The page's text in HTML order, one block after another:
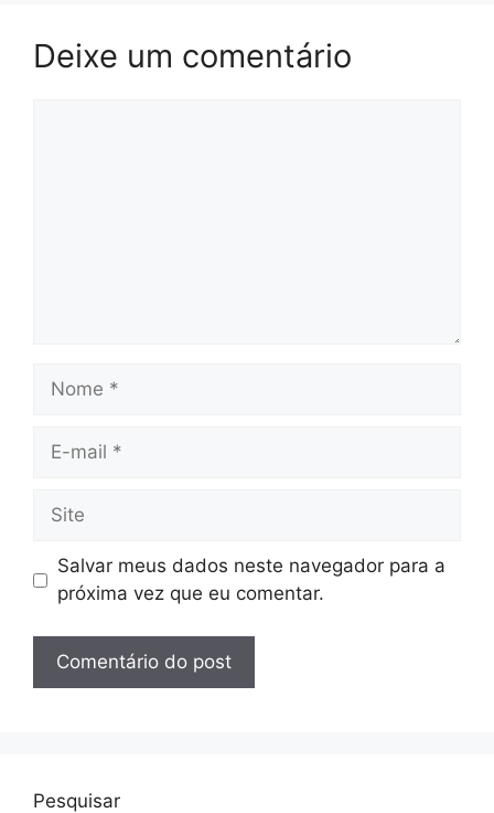
Deixe um comentário
Nome
Site
Salvar meus dados neste navegador para a
próxima vez que eu comentar.
Pesquisar